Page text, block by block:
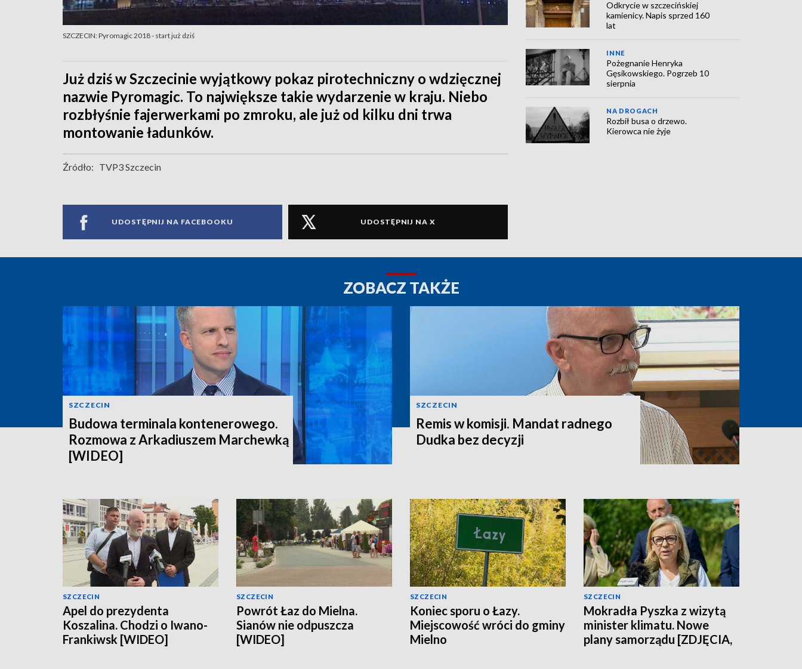
SZCZECIN: Pyromagic 2018 - start już dziś
Już dziś w Szczecinie wyjątkowy pokaz pirotechniczny o wdzięcznej
nazwie Pyromagic. To największe takie wydarzenie w kraju. Niebo
rozbłyśnie fajerwerkami po zmroku, ale już od kilku dni trwa
montowanie ładunków.
Źródło: TVP3 Szczecin
UDOSTĘPNIJ NA FACEBOOKU UDOSTĘPNIJ NA X
Odkrycie w szczecińskiej
kamienicy. Napis sprzed 160
lat
INNE
Pożegnanie Henryka
Gęsikowskiego. Pogrzeb 10
sierpnia
NA DROGACH
Rozbił busa o drzewo.
Kierowca nie żyje
ZOBACZ TAKŻE
SZCZECIN
Budowa terminala kontenerowego.
Rozmowa z Arkadiuszem Marchewką
[WIDEO]
SZCZECIN
Remis w komisji. Mandat radnego
Dudka bez decyzji
SZCZECIN
Apel do prezydenta
Koszalina. Chodzi o Iwano-
Frankiwsk [WIDEO]
SZCZECIN
Powrót Łaz do Mielna.
Sianów nie odpuszcza
[WIDEO]
SZCZECIN
Koniec sporu o Łazy.
Miejscowość wróci do gminy
Mielno
SZCZECIN
Mokradła Pyszka z wizytą
minister klimatu. Nowe
plany samorządu [ZDJĘCIA,